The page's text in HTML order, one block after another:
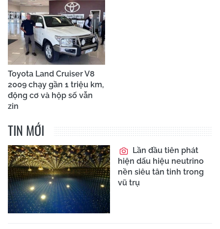
Toyota Land Cruiser V8
2009 chạy gần 1 triệu km,
động cơ và hộp số vẫn
zin
TIN MỚI
Lần đầu tiên phát
hiện dấu hiệu neutrino
nền siêu tân tinh trong
vũ trụ